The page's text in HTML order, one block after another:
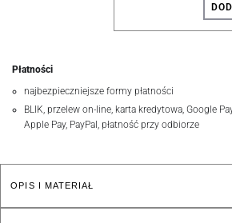
Płatności
najbezpieczniejsze formy płatności
BLIK, przelew on-line, karta kredytowa, Google
Apple Pay, PayPal, płatność przy odbiorze
OPIS I MATERIAŁ